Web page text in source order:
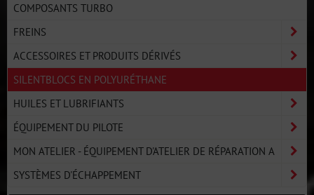
COMPOSANTS TURBO
FREINS
ACCESSOIRES ET PRODUITS DÉRIVÉS
SILENTBLOCS EN POLYURÉTHANE
HUILES ET LUBRIFIANTS
ÉQUIPEMENT DU PILOTE
MON ATELIER - ÉQUIPEMENT D'ATELIER DE RÉPARATION A
SYSTÈMES D'ÉCHAPPEMENT